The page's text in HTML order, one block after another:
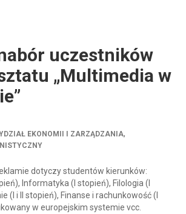
uczestników
„Multimedia w
EKONOMII I ZARZĄDZANIA,
dotyczy studentów kierunków:
Informatyka (I stopień), Filologia (I
(I i II stopień), Finanse i rachunkowość (I
w europejskim systemie vcc.